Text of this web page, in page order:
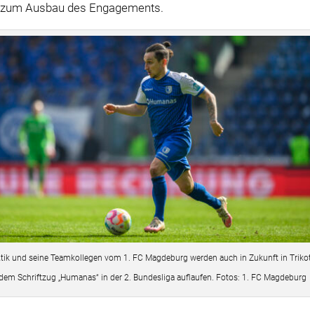
Ausbau des Engagements.
und seine Teamkollegen vom 1. FC Magdeburg werden auch in Zukunft in
Schriftzug „Humanas“ in der 2. Bundesliga auflaufen. Fotos: 1. FC Magdeburg